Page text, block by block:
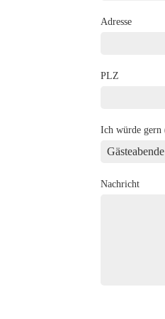
Adresse
PLZ
Ich würde
Nachricht